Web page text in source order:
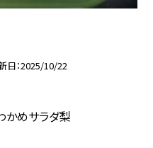
日 2025/10/22
かめサラダ梨